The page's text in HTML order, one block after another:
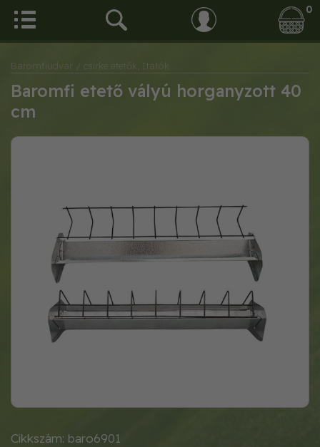
0
Baromfiudvar / csirke etetők, Itatók
Baromfi etető vályú horganyzott 40
cm
Cikkszám: baro6901